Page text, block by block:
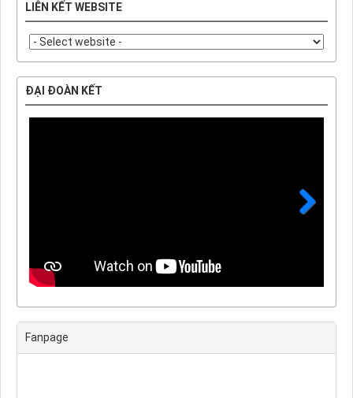
LIÊN KẾT WEBSITE
ĐẠI ĐOÀN KẾT
Fanpage